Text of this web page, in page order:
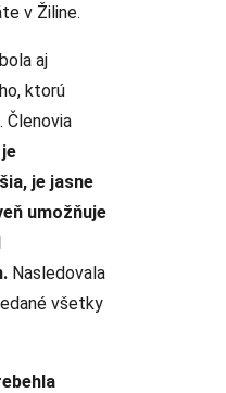
v Žiline.
aj
ktorú
Členovia
je jasne
umožňuje
Nasledovala
všetky